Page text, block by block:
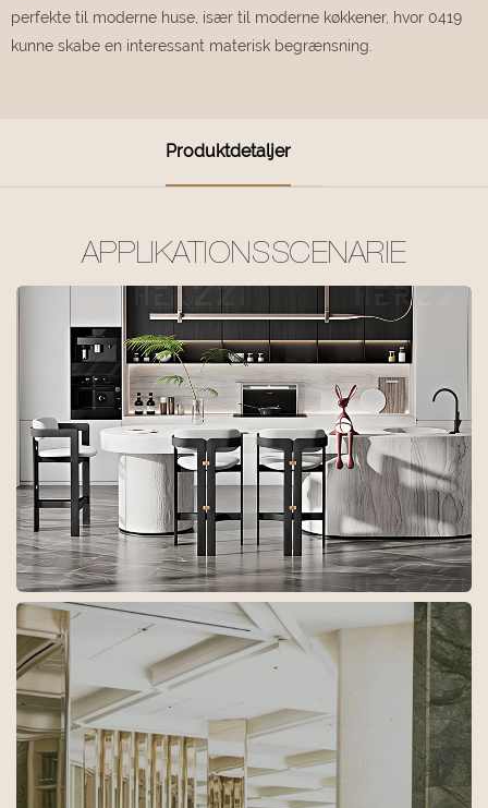
perfekte til moderne huse, især til moderne køkkener, hvor 0419
kunne skabe en interessant materisk begrænsning.
Produktdetaljer
APPLIKATIONSSCENARIE